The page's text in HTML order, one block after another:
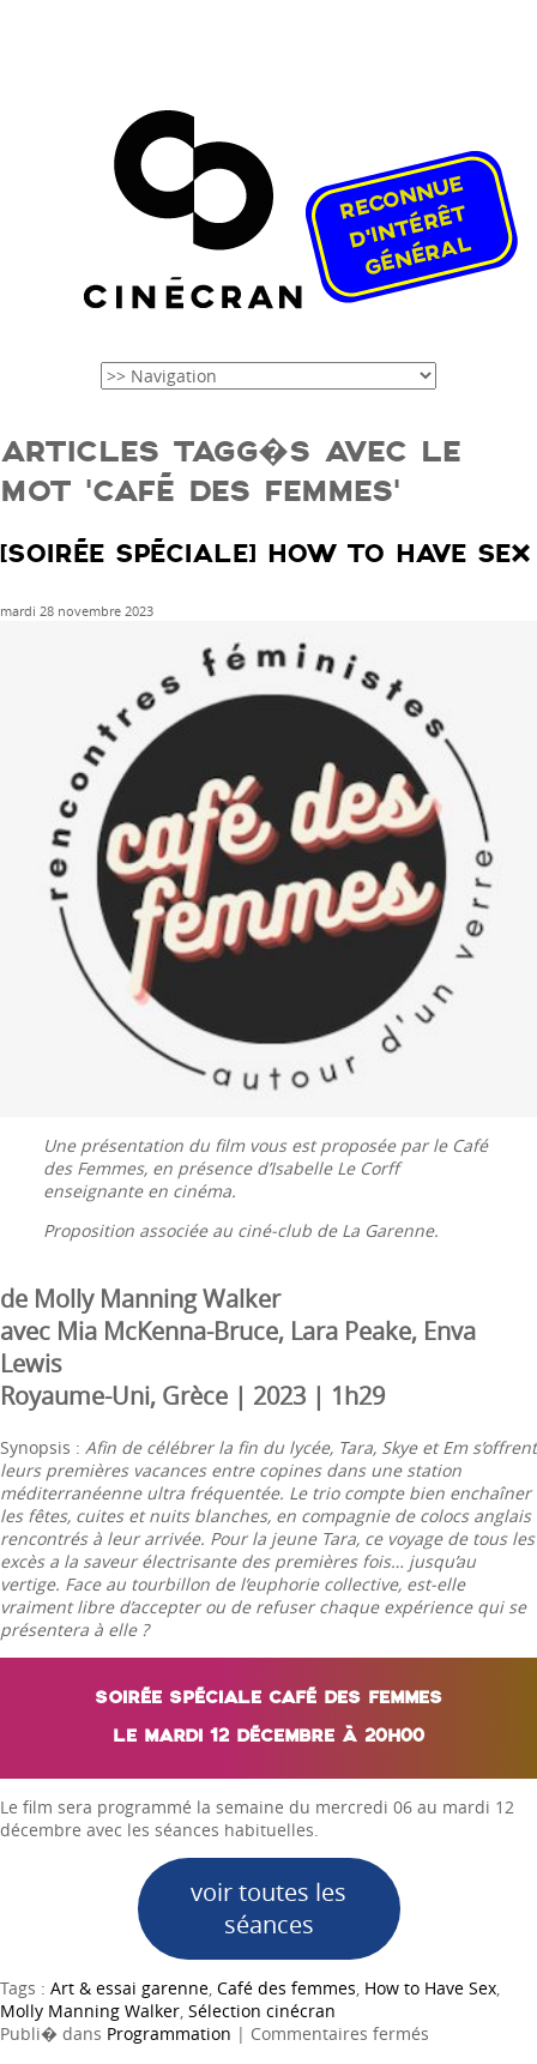
ARTICLES TAGG�S AVEC LE
MOT ‘CAFÉ DES FEMMES’
[SOIRÉE SPÉCIALE] HOW TO HAVE SEX
mardi 28 novembre 2023
Une présentation du film vous est proposée par le Café
des Femmes, en présence d’Isabelle Le Corff
enseignante en cinéma.
Proposition associée au ciné-club de La Garenne.
de Molly Manning Walker
avec Mia McKenna-Bruce, Lara Peake, Enva
Lewis
Royaume-Uni, Grèce | 2023 | 1h29
Synopsis : Afin de célébrer la fin du lycée, Tara, Skye et Em s’offrent
leurs premières vacances entre copines dans une station
méditerranéenne ultra fréquentée. Le trio compte bien enchaîner
les fêtes, cuites et nuits blanches, en compagnie de colocs anglais
rencontrés à leur arrivée. Pour la jeune Tara, ce voyage de tous les
excès a la saveur électrisante des premières fois… jusqu’au
vertige. Face au tourbillon de l’euphorie collective, est-elle
vraiment libre d’accepter ou de refuser chaque expérience qui se
présentera à elle ?
SOIRÉE SPÉCIALE CAFÉ DES FEMMES
LE MARDI 12 DÉCEMBRE À 20H00
Le film sera programmé la semaine du mercredi 06 au mardi 12
décembre avec les séances habituelles.
voir toutes les
séances
Tags : Art & essai garenne Café des femmes How to Have Sex
Molly Manning Walker Sélection cinécran
Publi� dans Programmation | Commentaires fermés